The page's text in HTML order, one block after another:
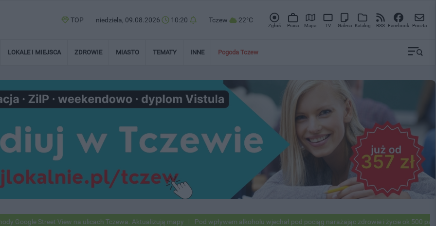
TOP niedziela, 09.08.2026 10:20 Tczew 22°C
Zgłoś Praca Mapa TV Galeria Katalog RSS Facebook Poczta
LOKALE I MIEJSCA ZDROWIE MIASTO TEMATY INNE Pogoda Tczew
Google Street View na ulicach Tczewa. Aktualizują mapy Pod wpływem alkoholu wjechał pod pociąg narażając zdrowie i życie ok 500